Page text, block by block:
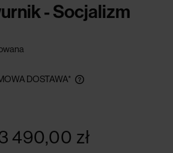
- Socjalizm
DOSTAWA*
490,00 zł